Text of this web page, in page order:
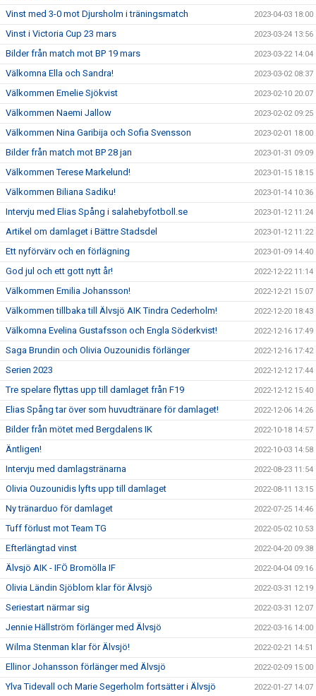
Vinst med 3-0 mot Djursholm i träningsmatch 2023-04-03 18:00
Vinst i Victoria Cup 23 mars 2023-03-24 13:56
Bilder från match mot BP 19 mars 2023-03-22 14:04
Välkomna Ella och Sandra! 2023-03-02 08:37
Välkommen Emelie Sjökvist 2023-02-10 20:07
Välkommen Naemi Jallow 2023-02-02 09:25
Välkommen Nina Garibija och Sofia Svensson 2023-02-01 18:00
Bilder från match mot BP 28 jan 2023-01-31 09:09
Välkommen Terese Markelund! 2023-01-15 18:15
Välkommen Biliana Sadiku! 2023-01-14 10:36
Intervju med Elias Spång i salahebyfotboll.se 2023-01-12 11:24
Artikel om damlaget i Bättre Stadsdel 2023-01-12 11:22
Ett nyförvärv och en förlägning 2023-01-09 14:40
God jul och ett gott nytt år! 2022-12-22 11:14
Välkommen Emilia Johansson! 2022-12-21 15:07
Välkommen tillbaka till Älvsjö AIK Tindra Cederholm! 2022-12-20 18:43
Välkomna Evelina Gustafsson och Engla Söderkvist! 2022-12-16 17:49
Saga Brundin och Olivia Ouzounidis förlänger 2022-12-16 17:42
Serien 2023 2022-12-12 17:44
Tre spelare flyttas upp till damlaget från F19 2022-12-12 15:40
Elias Spång tar över som huvudtränare för damlaget! 2022-12-06 14:26
Bilder från mötet med Bergdalens IK 2022-10-18 14:57
Äntligen! 2022-10-03 14:58
Intervju med damlagstränarna 2022-08-23 11:54
Olivia Ouzounidis lyfts upp till damlaget 2022-08-11 13:15
Ny tränarduo för damlaget 2022-07-25 14:46
Tuff förlust mot Team TG 2022-05-02 10:53
Efterlängtad vinst 2022-04-20 09:38
Älvsjö AIK - IFÖ Bromölla IF 2022-04-04 09:16
Olivia Ländin Sjöblom klar för Älvsjö 2022-03-31 12:19
Seriestart närmar sig 2022-03-31 12:07
Jennie Hällström förlänger med Älvsjö 2022-03-16 14:00
Wilma Stenman klar för Älvsjö! 2022-02-21 14:51
Ellinor Johansson förlänger med Älvsjö 2022-02-09 15:00
Ylva Tidevall och Marie Segerholm fortsätter i Älvsjö 2022-01-27 14:07